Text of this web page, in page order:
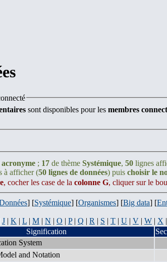
sont disponibles pour les membres
acronyme ; 17 de thème Systémique, 50 lignes
à afficher (50 lignes de données) puis choisir le
, cocher les case de la colonne G, cliquer sur le
] [Systémique] [Organismes] [Big data] [
J | K | L | M | N | O | P| Q | R | S | T | U | V | W | X |
Signification
System
and Notation